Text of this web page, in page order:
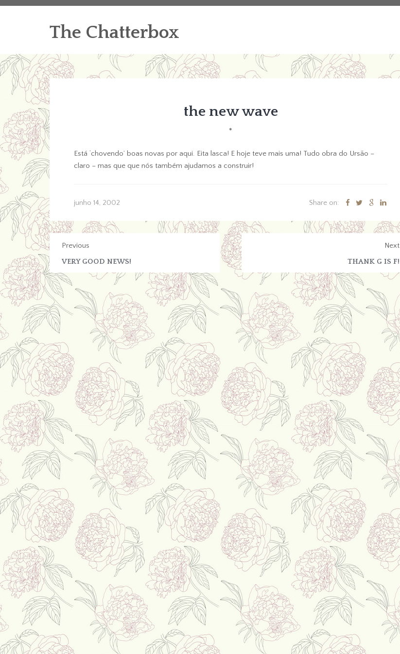
The Chatterbox
the new wave
*
Está ‘chovendo’ boas novas por aqui. Eita lasca! E hoje teve mais uma! Tudo obra do Ursão –
claro – mas que que nós também ajudamos a construir!
junho 14, 2002 Share on:
Previous
VERY GOOD NEWS!
Next
THANK G IS F!